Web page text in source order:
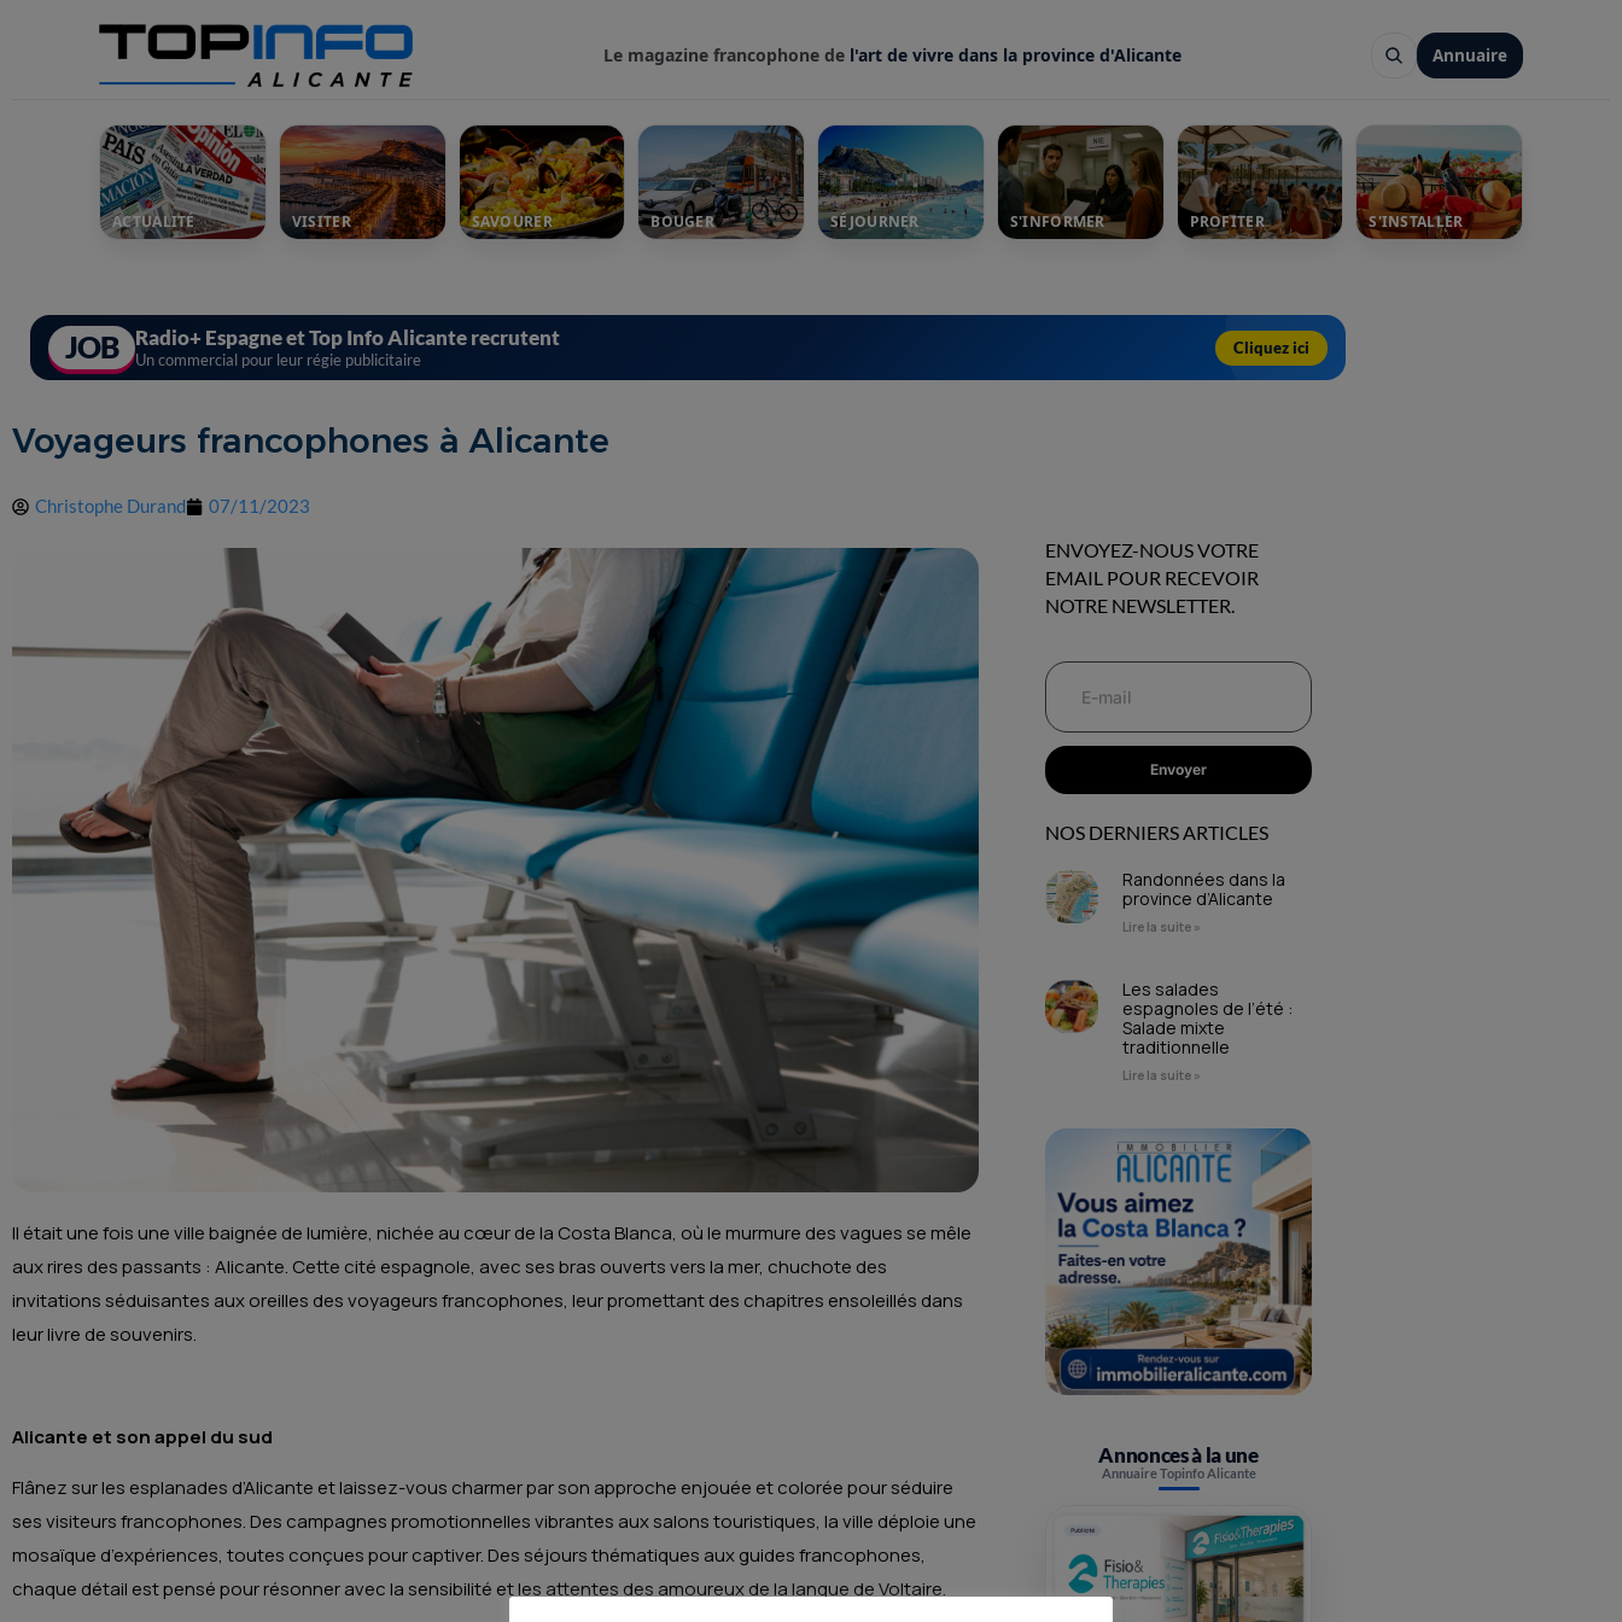
Le magazine francophone de l'art de vivre dans la province d'Alicante Annuaire
ACTUALITÉ VISITER SAVOURER BOUGER SÉJOURNER S'INFORMER PROFITER S'INSTALLER
JOB Radio+ Espagne et Top Info Alicante recrutent
Un commercial pour leur régie publicitaire
Cliquez ici
Voyageurs francophones à Alicante
Christophe Durand 07/11/2023
Il était une fois une ville baignée de lumière, nichée au cœur de la Costa Blanca, où le murmure des vagues se mêle
aux rires des passants : Alicante. Cette cité espagnole, avec ses bras ouverts vers la mer, chuchote des
invitations séduisantes aux oreilles des voyageurs francophones, leur promettant des chapitres ensoleillés dans
leur livre de souvenirs.
Alicante et son appel du sud
Flânez sur les esplanades d’Alicante et laissez-vous charmer par son approche enjouée et colorée pour séduire
ses visiteurs francophones. Des campagnes promotionnelles vibrantes aux salons touristiques, la ville déploie une
mosaïque d’expériences, toutes conçues pour captiver. Des séjours thématiques aux guides francophones,
chaque détail est pensé pour résonner avec la sensibilité et les attentes des amoureux de la langue de Voltaire.
ENVOYEZ-NOUS VOTRE
EMAIL POUR RECEVOIR
NOTRE NEWSLETTER.
Envoyer
NOS DERNIERS ARTICLES
Randonnées dans la
province d’Alicante
Lire la suite »
Les salades
espagnoles de l’été :
Salade mixte
traditionnelle
Lire la suite »
Annonces à la une
Annuaire Topinfo Alicante